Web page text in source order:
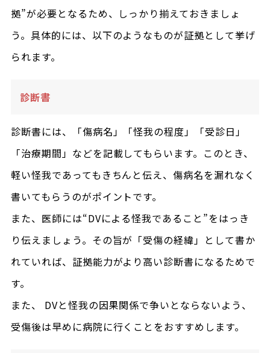
拠”が必要となるため、しっかり揃えておきましょ
う。具体的には、以下のようなものが証拠として挙げ
られます。
診断書
診断書には、「傷病名」「怪我の程度」「受診日」
「治療期間」などを記載してもらいます。このとき、
軽い怪我であってもきちんと伝え、傷病名を漏れなく
書いてもらうのがポイントです。
また、医師には“DVによる怪我であること”をはっき
り伝えましょう。その旨が「受傷の経緯」として書か
れていれば、証拠能力がより高い診断書になるためで
す。
また、 DVと怪我の因果関係で争いとならないよう、
受傷後は早めに病院に行くことをおすすめします。